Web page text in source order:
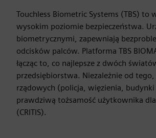
Touchless Biometric Systems (TBS)
wysokim poziomie bezpieczeństwa.
biometrycznymi, zapewniają
odcisków palców. Platforma TBS
łącząc to, co najlepsze z dwóch
przedsiębiorstwa. Niezależnie od
rządowych (policja, więzienia,
prawdziwą tożsamość użytkownika
(CRITIS).